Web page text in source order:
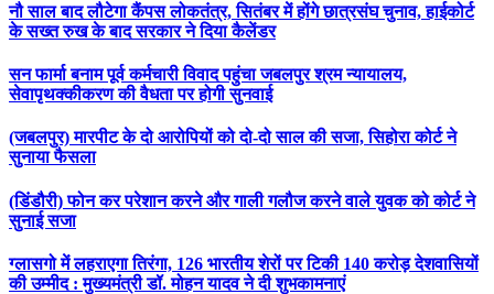
नौ साल बाद लौटेगा कैंपस लोकतंत्र, सितंबर में होंगे छात्रसंघ चुनाव, हाईकोर्ट
के सख्त रुख के बाद सरकार ने दिया कैलेंडर
सन फार्मा बनाम पूर्व कर्मचारी विवाद पहुंचा जबलपुर श्रम न्यायालय,
सेवापृथक्कीकरण की वैधता पर होगी सुनवाई
(जबलपुर) मारपीट के दो आरोपियों को दो-दो साल की सजा, सिहोरा कोर्ट ने
सुनाया फैसला
(डिंडौरी) फोन कर परेशान करने और गाली गलौज करने वाले युवक को कोर्ट ने
सुनाई सजा
ग्लासगो में लहराएगा तिरंगा, 126 भारतीय शेरों पर टिकी 140 करोड़ देशवासियों
की उम्मीद : मुख्यमंत्री डॉ. मोहन यादव ने दी शुभकामनाएं